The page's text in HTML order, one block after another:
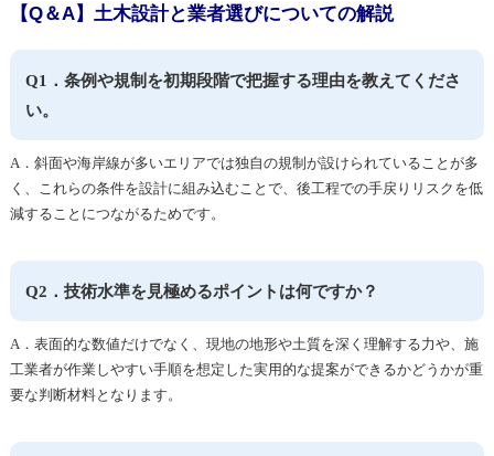
【Q＆A】土木設計と業者選びについての解説
Q1．条例や規制を初期段階で把握する理由を教えてくださ
い。
A．斜面や海岸線が多いエリアでは独自の規制が設けられていることが多
く、これらの条件を設計に組み込むことで、後工程での手戻りリスクを低
減することにつながるためです。
Q2．技術水準を見極めるポイントは何ですか？
A．表面的な数値だけでなく、現地の地形や土質を深く理解する力や、施
工業者が作業しやすい手順を想定した実用的な提案ができるかどうかが重
要な判断材料となります。